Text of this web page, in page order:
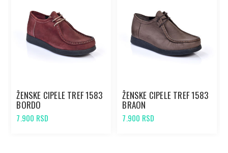
ŽENSKE CIPELE TREF 1583
BORDO
7.900 RSD
ŽENSKE CIPELE TREF 1583
BRAON
7.900 RSD